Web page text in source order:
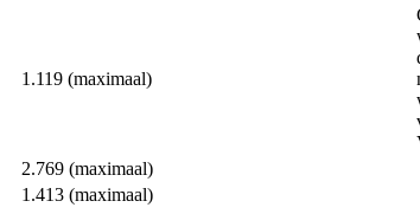
1.119 (maximaal)
2.769 (maximaal)
1.413 (maximaal)